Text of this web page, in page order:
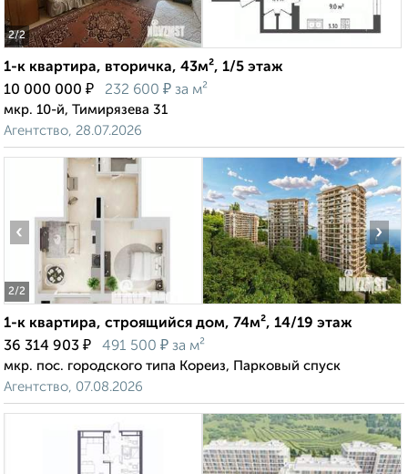
2/2
1-к квартира, вторичка, 43м², 1/5 этаж
10 000 000 ₽ 232 600 ₽ за м²
мкр. 10-й, Тимирязева 31
Агентство, 28.07.2026
2/2
‹ ›
1-к квартира, строящийся дом, 74м², 14/19 этаж
36 314 903 ₽ 491 500 ₽ за м²
мкр. пос. городского типа Кореиз, Парковый спуск
Агентство, 07.08.2026